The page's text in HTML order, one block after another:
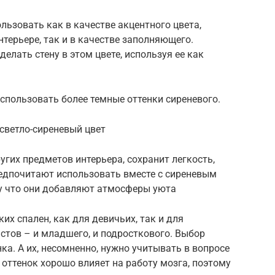
как в качестве акцентного цвета,
так и в качестве заполняющего.
стену в этом цвете, используя ее как
более темные оттенки сиреневого.
сиреневый цвет
предметов интерьера, сохранит легкость,
использовать вместе с сиреневым
что они добавляют атмосферы уюта
спален, как для девичьих, так и для
– и младшего, и подросткового. Выбор
А их, несомненно, нужно учитывать в вопросе
хорошо влияет на работу мозга, поэтому